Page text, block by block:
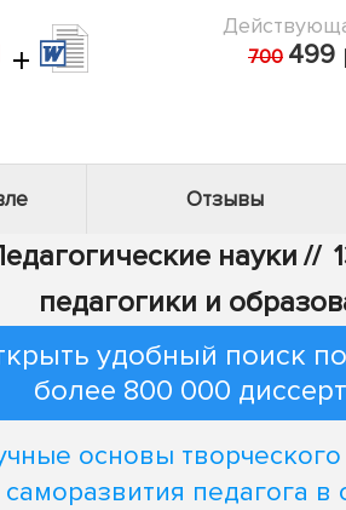
+ 700 499
Отзывы
науки //
педагогики и
удобный поиск
более 800 000
основы творческого
саморазвития педагога в